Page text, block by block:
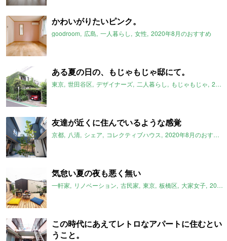
かわいがりたいピンク。
goodroom 広島 一人暮らし 女性 2020年8月のおすすめ
ある夏の日の、もじゃもじゃ邸にて。
東京 世田谷区 デザイナーズ 二人暮らし もじゃもじゃ 2020年8月のおすすめ
友達が近くに住んでいるような感覚
京都 八清 シェア コレクティブハウス 2020年8月のおすすめ
気怠い夏の夜も悪く無い
一軒家 リノベーション 古民家 東京 板橋区 大家女子 2020年8月のおすすめ
この時代にあえてレトロなアパートに住むとい
うこと。